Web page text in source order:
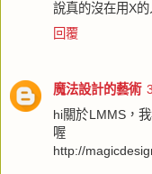
說真的沒在用X
回覆
魔法設計的藝術
hi關於LMMS，
http://